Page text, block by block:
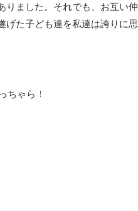
りました。それでも、お互い仲
げた子ども達を私達は誇りに思
ちゃら！